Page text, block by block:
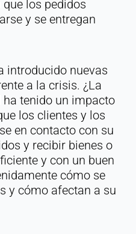
los pedidos
y se entregan
introducido nuevas
a la crisis. ¿La
ha tenido un impacto
los clientes y los
en contacto con su
y recibir bienes o
y con un buen
cómo se
y cómo afectan a su